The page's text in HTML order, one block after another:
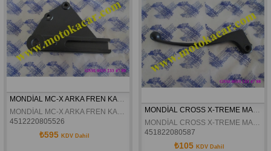
MONDİAL MC-X ARKA FREN KALİPER BRAKETİ ORJİNAL
MONDİAL MC-X ARKA FREN KALİPER BRAKETİ ORJİNAL
4512220805526
₺595 KDV Dahil
MONDİAL CROSS X-TREME MAX DEBRİYAJ KOLU ORJİNAL
MONDİAL CROSS X-TREME MAX DEBRİYAJ KOLU ORJİNAL
451822080587
₺105 KDV Dahil